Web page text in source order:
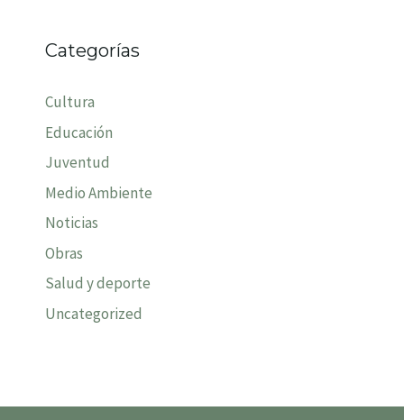
Categorías
Cultura
Educación
Juventud
Medio Ambiente
Noticias
Obras
Salud y deporte
Uncategorized